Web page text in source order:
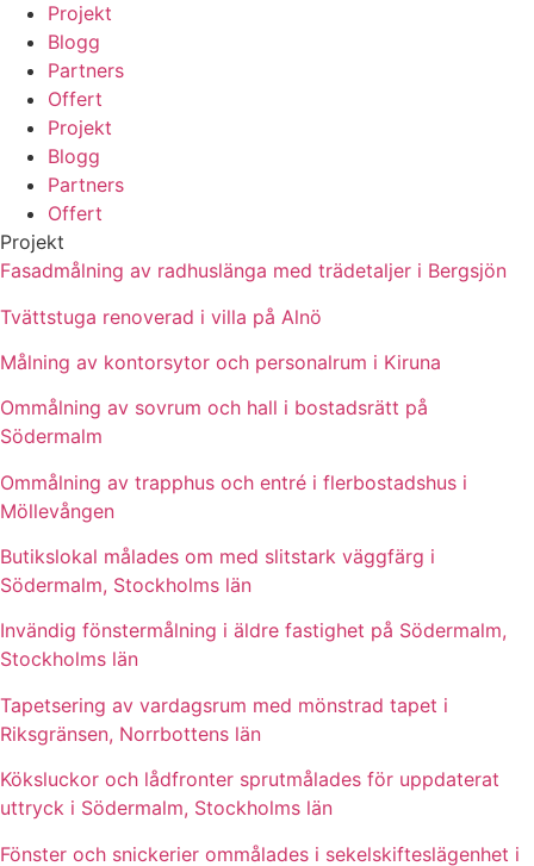
Projekt
Blogg
Partners
Offert
Projekt
Blogg
Partners
Offert
Projekt
Fasadmålning av radhuslänga med trädetaljer i Bergsjön
Tvättstuga renoverad i villa på Alnö
Målning av kontorsytor och personalrum i Kiruna
Ommålning av sovrum och hall i bostadsrätt på
Södermalm
Ommålning av trapphus och entré i flerbostadshus i
Möllevången
Butikslokal målades om med slitstark väggfärg i
Södermalm, Stockholms län
Invändig fönstermålning i äldre fastighet på Södermalm,
Stockholms län
Tapetsering av vardagsrum med mönstrad tapet i
Riksgränsen, Norrbottens län
Köksluckor och lådfronter sprutmålades för uppdaterat
uttryck i Södermalm, Stockholms län
Fönster och snickerier ommålades i sekelskifteslägenhet i